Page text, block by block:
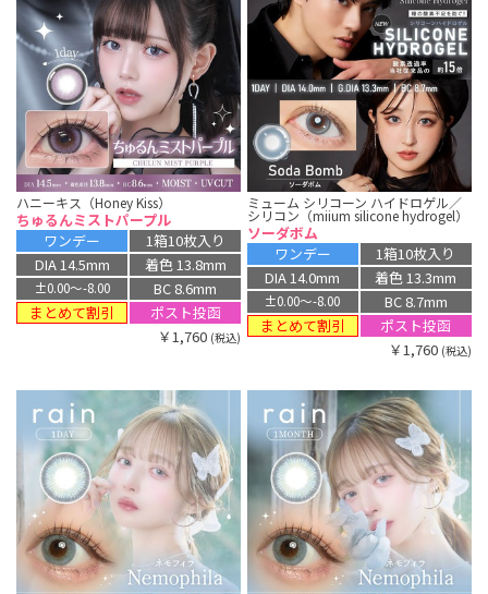
ハニーキス（Honey Kiss）
ちゅるんミストパープル
ワンデー
1箱10枚入り
DIA 14.5mm
着色 13.8mm
±0.00〜-8.00
BC 8.6mm
まとめて割引
ポスト投函
￥1,760 (税込)
ミューム シリコーン ハイドロゲル／
シリコン（miium silicone hydrogel）
ソーダボム
ワンデー
1箱10枚入り
DIA 14.0mm
着色 13.3mm
±0.00〜-8.00
BC 8.7mm
まとめて割引
ポスト投函
￥1,760 (税込)